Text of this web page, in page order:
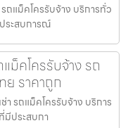
ถแม็คโครรับจ้าง บริการทั่ว
ระสบการณ์
ม็คโครรับจ้าง รถ
ย ราคาถูก
า รถแม็คโครรับจ้าง บริการ
มีประสบกา